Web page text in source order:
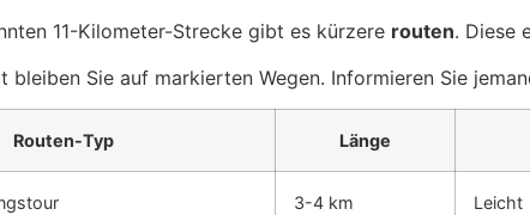
11-Kilometer-Strecke gibt es kürzere routen. Diese
bleiben Sie auf markierten Wegen. Informieren Sie
Routen-Typ Länge
3-4 km Leicht